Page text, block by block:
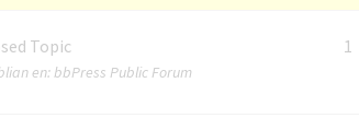
Topic
en:bbPress Public Forum
1